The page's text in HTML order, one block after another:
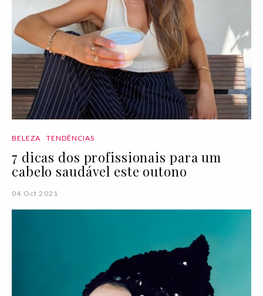
BELEZA TENDÊNCIAS
7 dicas dos profissionais para um
cabelo saudável este outono
04 Oct 2021